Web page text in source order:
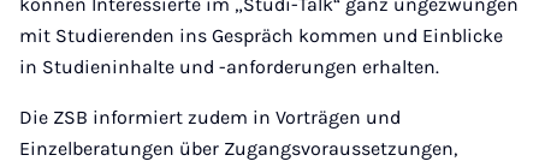
mit Studierenden ins Gespräch kommen und Einblicke
in Studieninhalte und -anforderungen erhalten.
Die ZSB informiert zudem in Vorträgen und
Einzelberatungen über Zugangsvoraussetzungen,